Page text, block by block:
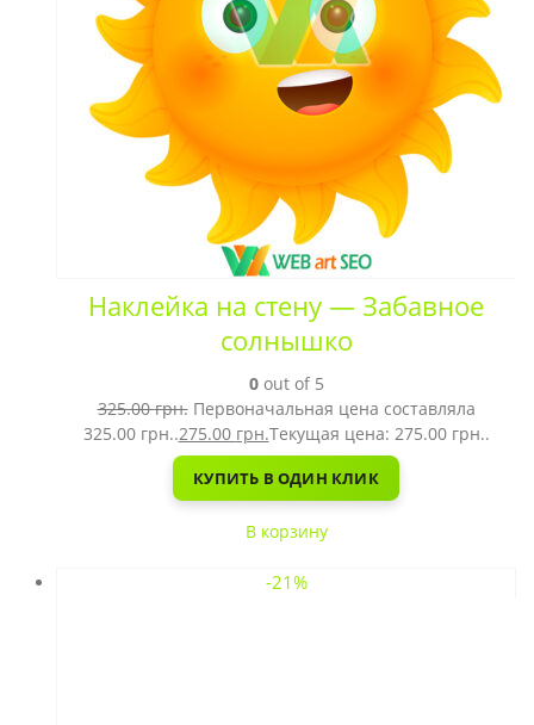
Наклейка на стену — Забавное
солнышко
0out of 5
325.00грн. Первоначальная цена составляла
325.00 грн..275.00 грн.Текущая цена: 275.00 грн..
КУПИТЬ В ОДИН КЛИК
В корзину
-21%